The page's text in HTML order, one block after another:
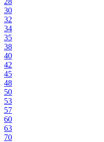
30
32
34
35
38
40
42
45
48
50
53
57
60
63
70